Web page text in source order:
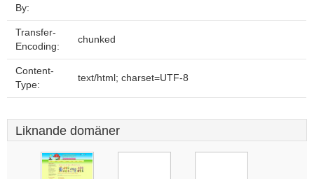
By:
Transfer-
Encoding:
chunked
Content-
Type:
text/html; charset=UTF-8
Liknande domäner